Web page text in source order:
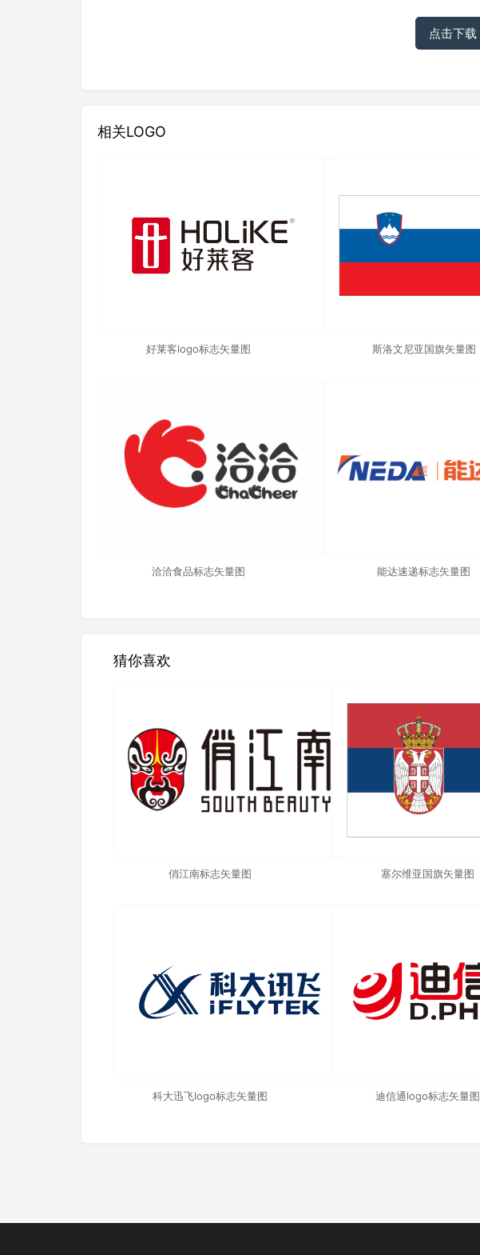
点击下载
相关LOGO
好莱客logo标志矢量图 斯洛文尼亚国旗矢量图
洽洽食品标志矢量图 能达速递标志矢量图
猜你喜欢
俏江南标志矢量图 塞尔维亚国旗矢量图
科大迅飞logo标志矢量图 迪信通logo标志矢量图